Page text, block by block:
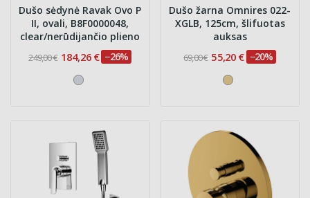
Dušo sėdynė Ravak Ovo P
II, ovali, B8F0000048,
clear/nerūdijančio plieno
249,00 € 184,26 € −26%
Dušo žarna Omnires 022-
XGLB, 125cm, šlifuotas
auksas
69,00 € 55,20 € −20%